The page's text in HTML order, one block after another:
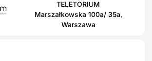
TELETORIUM
Marszałkowska 100a/ 35a,
Warszawa